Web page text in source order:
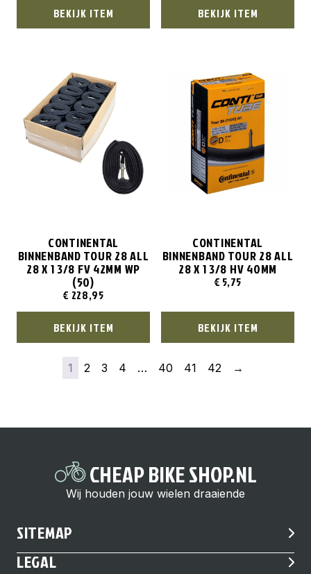
BEKIJK ITEM BEKIJK ITEM
CONTINENTAL
BINNENBAND TOUR 28 ALL
28 X 1 3/8 FV 42MM WP
(50)
€ 228,95
BEKIJK ITEM
CONTINENTAL
BINNENBAND TOUR 28 ALL
28 X 1 3/8 HV 40MM
€ 5,75
BEKIJK ITEM
1 2 3 4 … 40 41 42 →
CHEAP BIKE SHOP.NL
Wij houden jouw wielen draaiende
SITEMAP
LEGAL